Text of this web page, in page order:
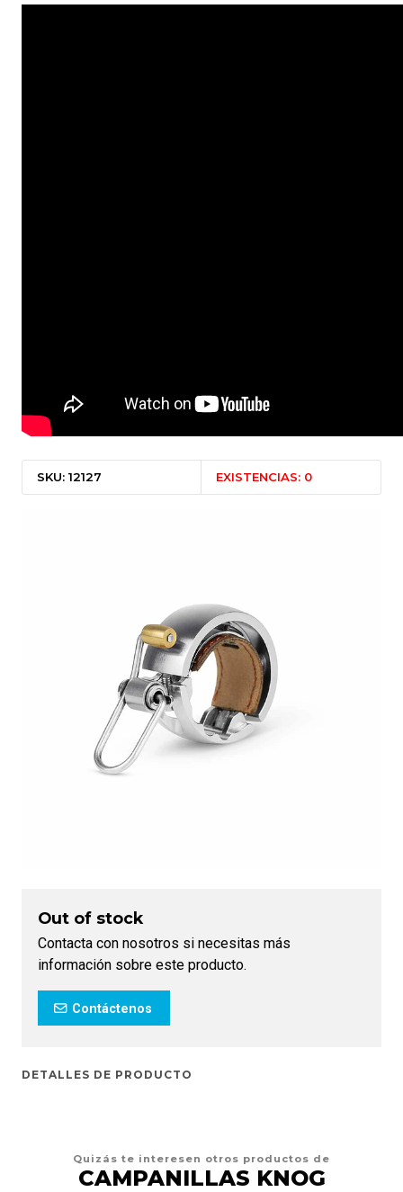
SKU: 12127 EXISTENCIAS: 0
Out of stock
Contacta con nosotros si necesitas más
información sobre este producto.
Contáctenos
DETALLES DE PRODUCTO
Quizás te interesen otros productos de
CAMPANILLAS KNOG